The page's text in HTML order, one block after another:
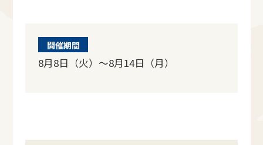
開催期間
8月8日（火）～8月14日（月）